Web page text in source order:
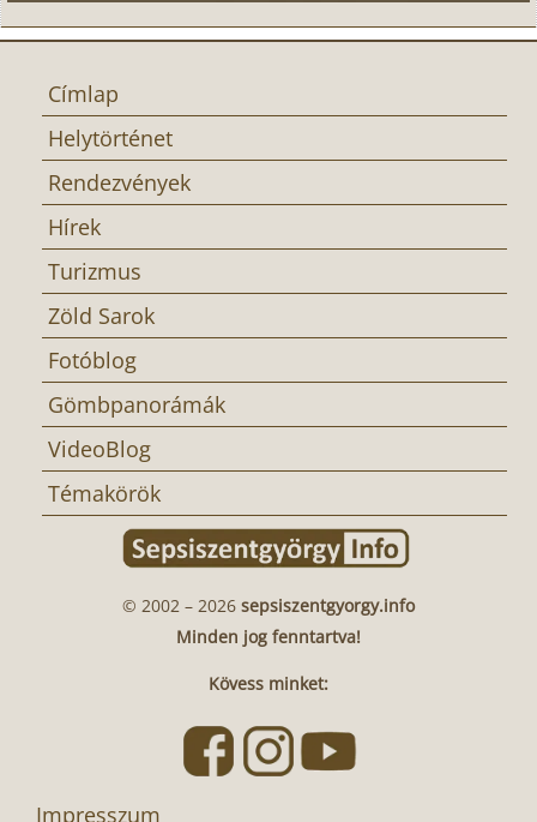
Címlap
Helytörténet
Rendezvények
Hírek
Turizmus
Zöld Sarok
Fotóblog
Gömbpanorámák
VideoBlog
Témakörök
© 2002 – 2026 sepsiszentgyorgy.info
Minden jog fenntartva!
Kövess minket:
Impresszum